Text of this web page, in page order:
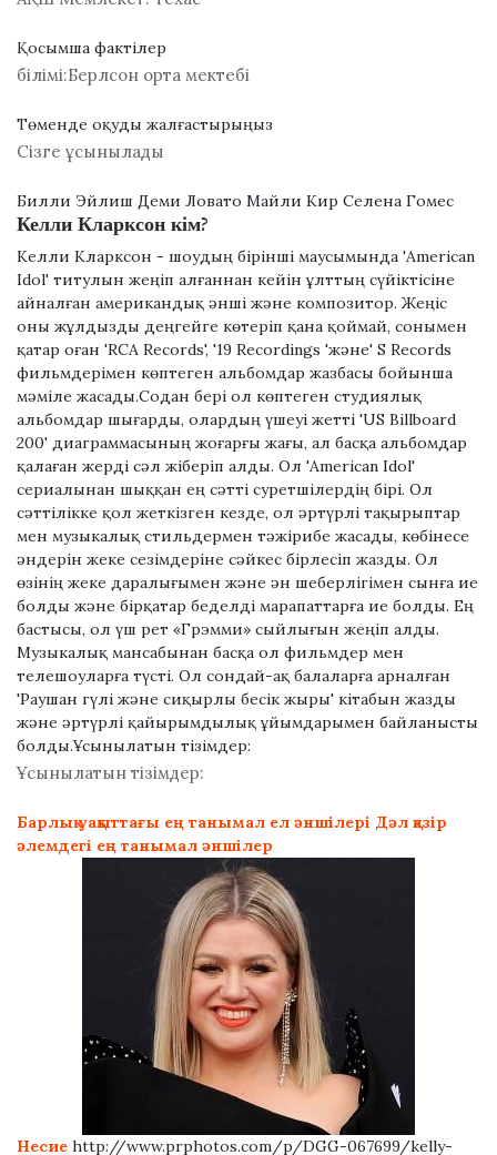
Қосымша фактілер
білімі:Берлсон орта мектебі
Төменде оқуды жалғастырыңыз
Сізге ұсынылады
Билли Эйлиш Деми Ловато Майли Кир Селена Гомес
Келли Кларксон кім?
Келли Кларксон - шоудың бірінші маусымында 'American
Idol' титулын жеңіп алғаннан кейін ұлттың сүйіктісіне
айналған американдық әнші және композитор. Жеңіс
оны жұлдызды деңгейге көтеріп қана қоймай, сонымен
қатар оған 'RCA Records', '19 Recordings 'және' S Records
фильмдерімен көптеген альбомдар жазбасы бойынша
мәміле жасады.Содан бері ол көптеген студиялық
альбомдар шығарды, олардың үшеуі жетті 'US Billboard
200' диаграммасының жоғарғы жағы, ал басқа альбомдар
қалаған жерді сәл жіберіп алды. Ол 'American Idol'
сериалынан шыққан ең сәтті суретшілердің бірі. Ол
сәттілікке қол жеткізген кезде, ол әртүрлі тақырыптар
мен музыкалық стильдермен тәжірибе жасады, көбінесе
әндерін жеке сезімдеріне сәйкес бірлесіп жазды. Ол
өзінің жеке даралығымен және ән шеберлігімен сынға ие
болды және бірқатар беделді марапаттарға ие болды. Ең
бастысы, ол үш рет «Грэмми» сыйлығын жеңіп алды.
Музыкалық мансабынан басқа ол фильмдер мен
телешоуларға түсті. Ол сондай-ақ балаларға арналған
'Раушан гүлі және сиқырлы бесік жыры' кітабын жазды
және әртүрлі қайырымдылық ұйымдарымен байланысты
болды.Ұсынылатын тізімдер:
Ұсынылатын тізімдер:
Барлық уақыттағы ең танымал ел әншілері Дәл қазір
әлемдегі ең танымал әншілер
Несие http://www.prphotos.com/p/DGG-067699/kelly-